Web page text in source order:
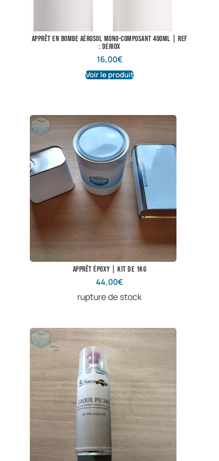
Apprêt en bombe aérosol mono-composant 400ML | Ref
: Deriox
16,00€
Voir le produit
Apprêt époxy | Kit de 1kg
44,00€
rupture de stock